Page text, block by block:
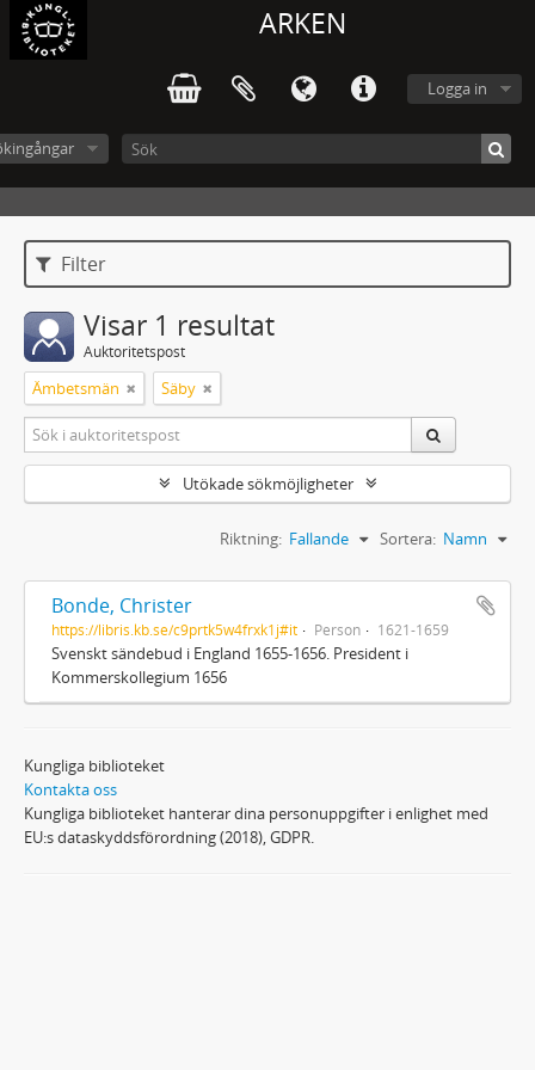
ARKEN
Logga in
Filter
Visar 1 resultat
Auktoritetspost
Ämbetsmän Säby
Utökade sökmöjligheter
Sortera: Namn
Riktning: Fallande
Bonde, Christer
https://libris.kb.se/c9prtk5w4frxk1j#it Person 1621-1659
Svenskt sändebud i England 1655-1656. President i
Kommerskollegium 1656
Kungliga biblioteket
Kontakta oss
Kungliga biblioteket hanterar dina personuppgifter i enlighet med
EU:s dataskyddsförordning (2018), GDPR.